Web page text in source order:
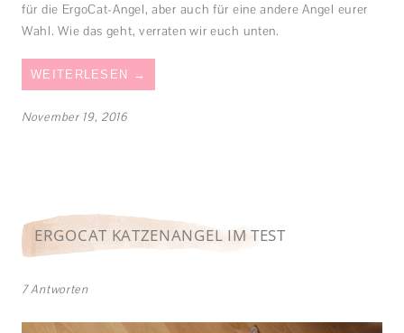
für die ErgoCat-Angel, aber auch für eine andere Angel eurer
Wahl. Wie das geht, verraten wir euch unten.
WEITERLESEN →
November 19, 2016
ERGOCAT KATZENANGEL IM TEST
7 Antworten